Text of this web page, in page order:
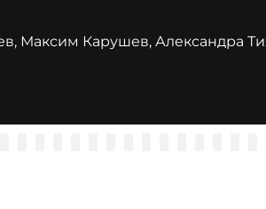
Максим Карушев, Александра